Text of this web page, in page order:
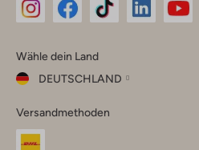
Instagram
Facebook
TikTok
Wähle dein Land
DEUTSCHLAND
dein
Land
Versandmethoden